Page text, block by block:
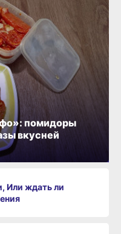
Или ждать ли
помидоры
вкусней